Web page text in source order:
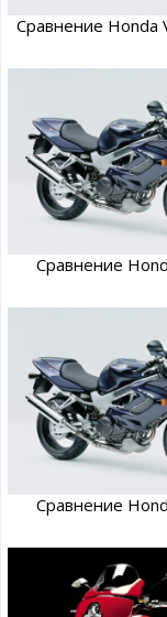
Сравнение Honda
Сравнение
Сравнение